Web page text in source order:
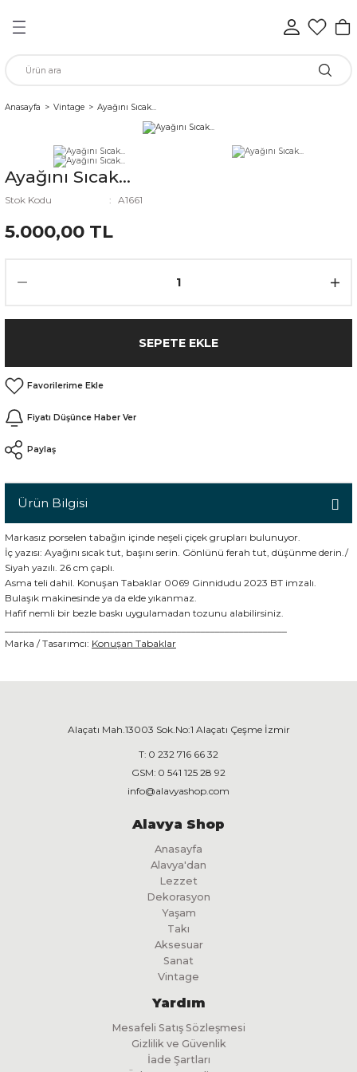
Anasayfa Vintage Ayağını Sıcak...
Ayağını Sıcak...
Stok Kodu A1661
5.000,00 TL
SEPETE EKLE
Fiyatı Düşünce Haber Ver
Paylaş
Ürün Bilgisi
Markasız porselen tabağın içinde neşeli çiçek grupları bulunuyor.
İç yazısı: Ayağını sıcak tut, başını serin. Gönlünü ferah tut, düşünme derin./
Siyah yazılı. 26 cm çaplı.
Asma teli dahil. Konuşan Tabaklar 0069 Ginnidudu 2023 BT imzalı.
Bulaşık makinesinde ya da elde yıkanmaz.
Hafif nemli bir bezle baskı uygulamadan tozunu alabilirsiniz.
Marka / Tasarımcı: Konuşan Tabaklar
Alaçatı Mah.13003 Sok.No:1 Alaçatı Çeşme İzmir
T: 0 232 716 66 32
GSM: 0 541 125 28 92
info@alavyashop.com
Alavya Shop
Anasayfa
Alavya'dan
Lezzet
Dekorasyon
Yaşam
Takı
Aksesuar
Sanat
Vintage
Yardım
Mesafeli Satış Sözleşmesi
Gizlilik ve Güvenlik
İade Şartları